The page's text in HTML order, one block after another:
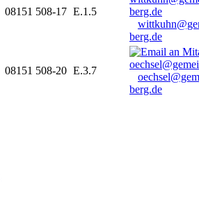
08151 508-17 E.1.5
berg.de
08151 508-20 E.3.7
berg.de